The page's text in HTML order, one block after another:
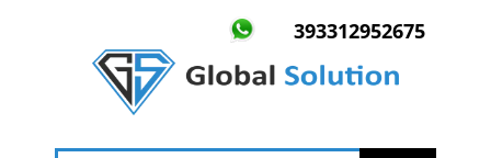
393312952675